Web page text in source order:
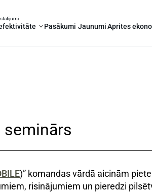
Pasākumi JaunumiAprites
seminārs
)” komandas vārdā aicinām
risinājumiem un pieredzi